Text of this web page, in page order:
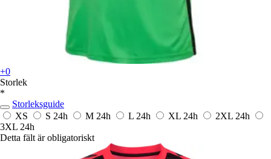
+0
Storlek
*
Storleksguide
XS
S 24h M 24h L 24h XL 24h 2XL 24h
3XL 24h
Detta fält är obligatoriskt